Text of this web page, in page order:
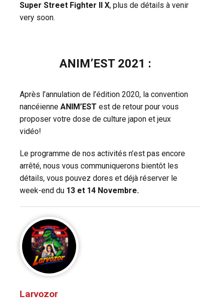
Super Street Fighter II X, plus de détails à venir
very soon.
ANIM’EST 2021 :
Après l’annulation de l’édition 2020, la convention
nancéienne ANIM’EST est de retour pour vous
proposer votre dose de culture japon et jeux
vidéo!
Le programme de nos activités n’est pas encore
arrêté, nous vous communiquerons bientôt les
détails, vous pouvez dores et déjà réserver le
week-end du 13 et 14 Novembre.
Larvozor